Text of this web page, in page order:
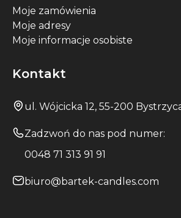
Moje zamówienia
Moje adresy
Moje informacje osobiste
Kontakt
ul. Wójcicka 12, 55-200
Zadzwoń do nas pod numer:
0048 71 313 91 91
biuro@bartek-candles.com